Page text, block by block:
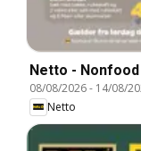
Netto -
08/08/2026- 14/08/
Netto